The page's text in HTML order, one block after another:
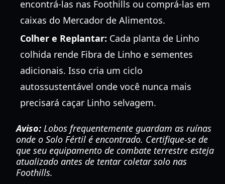
encontrá-las nas Foothills ou comprá-las em
caixas do Mercador de Alimentos.
Colher e Replantar: Cada planta de Linho
colhida rende Fibra de Linho e sementes
adicionais. Isso cria um ciclo
autossustentável onde você nunca mais
precisará caçar Linho selvagem.
Aviso: Lobos frequentemente guardam as ruínas
onde o Solo Fértil é encontrado. Certifique-se de
que seu equipamento de combate terrestre esteja
atualizado antes de tentar coletar solo nas
Foothills.